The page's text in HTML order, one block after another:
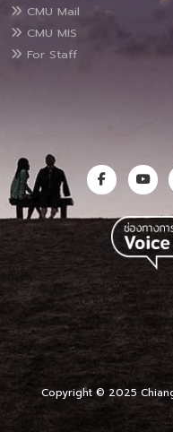
CMU Mail
CMU MIS
For Staff
Copyright © 2025